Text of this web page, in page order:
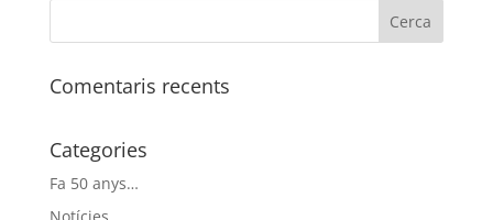
Comentaris recents
Categories
Fa 50 anys…